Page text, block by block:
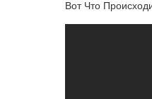
Вот Что